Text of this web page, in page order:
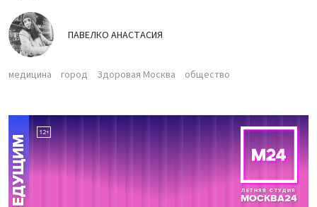
ПАВЕЛКО АНАСТАСИЯ
медицина город Здоровая Москва общество